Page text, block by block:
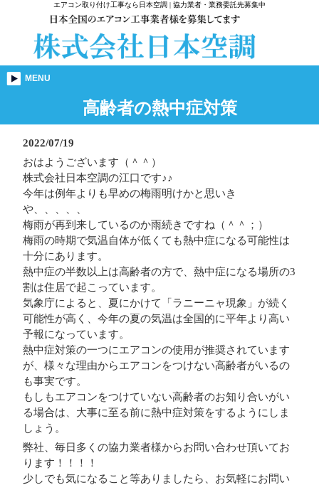
エアコン取り付け工事なら日本空調 | 協力業者・業務委託先募集中
MENU
高齢者の熱中症対策
2022/07/19
おはようございます（＾＾）
株式会社日本空調の江口です♪♪
今年は例年よりも早めの梅雨明けかと思いき
や、、、、、
梅雨が再到来しているのか雨続きですね（＾＾；）
梅雨の時期で気温自体が低くても熱中症になる可能性は
十分にあります。
熱中症の半数以上は高齢者の方で、熱中症になる場所の3
割は住居で起こっています。
気象庁によると、夏にかけて「ラニーニャ現象」が続く
可能性が高く、今年の夏の気温は全国的に平年より高い
予報になっています。
熱中症対策の一つにエアコンの使用が推奨されています
が、様々な理由からエアコンをつけない高齢者がいるの
も事実です。
もしもエアコンをつけていない高齢者のお知り合いがい
る場合は、大事に至る前に熱中症対策をするようにしま
しょう。
弊社、毎日多くの協力業者様からお問い合わせ頂いてお
ります！！！！
少しでも気になること等ありましたら、お気軽にお問い